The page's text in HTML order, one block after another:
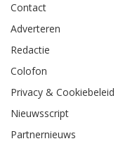
Contact
Adverteren
Redactie
Colofon
Privacy & Cookiebeleid
Nieuwsscript
Partnernieuws